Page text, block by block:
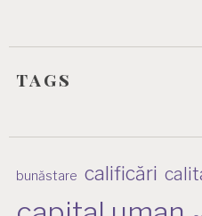
tags
bunăstare calificări